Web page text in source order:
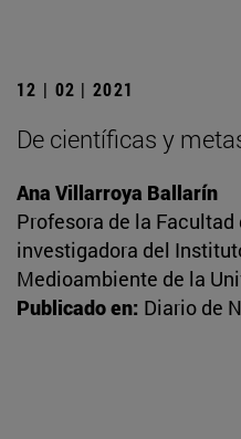
12 | 02 | 2021
De científicas y
Ana Villarroya Ballarín
Profesora de la Facultad
investigadora del
Medioambiente de la
Publicado en: Diario de